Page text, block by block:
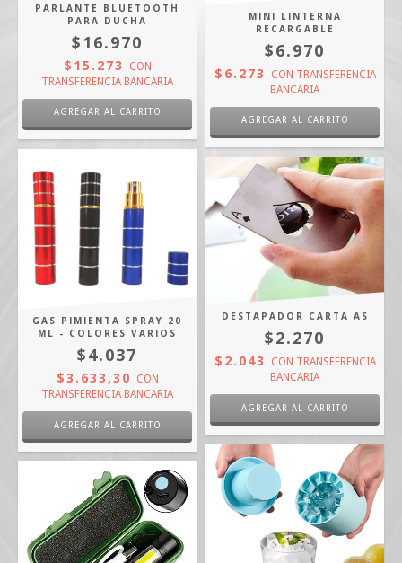
PARLANTE BLUETOOTH
PARA DUCHA
$16.970
$15.273
CON
TRANSFERENCIA BANCARIA
MINI LINTERNA
RECARGABLE
$6.970
$6.273 CON TRANSFERENCIA
BANCARIA
GAS PIMIENTA SPRAY 20
ML - COLORES VARIOS
$4.037
$3.633,30
CON
TRANSFERENCIA BANCARIA
DESTAPADOR CARTA AS
$2.270
$2.043 CON TRANSFERENCIA
BANCARIA